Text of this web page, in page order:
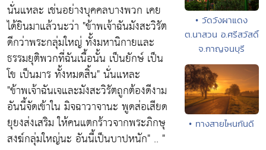
นั่นแหละ เช่นอย่างบุคคลบางพวก เคย
ได้ยินมาแล้วนะว่า "ข้าพเจ้าฉันมังสะวิรัต
ดีกว่าพระกลุ่มใหญ่ ทั้งมหานิกายและ
ธรรมยุติพวกที่ฉันเนื้อนั้น เป็นยักษ์ เป็น
โข เป็นมาร ทั้งหมดสิ้น"นั่นแหละ
"ข้าพเจ้าฉันเจและมังสะวิรัตถูกต้องดีงาม
อันนี้จัดเข้าใน มิจฉาวาจานะ พูดส่อเสียด
ยุยงส่งเสริม ให้คนแตกร้าวจากพระภิกษุ
สงฆ์กลุ่มใหญ่นะ อันนี้เป็นบาปหนัก" .. "
• วัดวังผาแดง
ต.นาสวน อ.ศรีสวัสดิ์
จ.กาญจนบุรี
• ทางสายไหนกันดี